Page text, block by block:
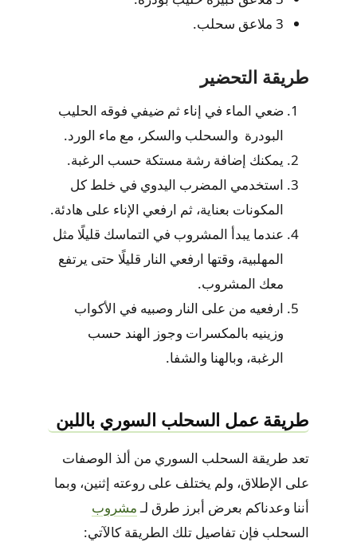
3 ملاعق سحلب.
طريقة التحضير
ضعي الماء في إناء ثم ضيفي فوقه الحليب
البودرة والسحلب والسكر، مع ماء الورد.
يمكنك إضافة رشة مستكة حسب الرغبة.
استخدمي المضرب اليدوي في خلط كل
المكونات بعناية، ثم ارفعي الإناء على هادئة.
عندما يبدأ المشروب في التماسك قليلًا مثل
المهلبية، وقتها ارفعي النار قليلًا حتى يرتفع
معك المشروب.
ارفعيه من على النار وصبيه في الأكواب
وزينيه بالمكسرات وجوز الهند حسب
الرغبة، وبالهنا والشفا.
طريقة عمل السحلب السوري باللبن
تعد طريقة السحلب السوري من ألذ الوصفات
على الإطلاق، ولم يختلف على روعته إثنين، وبما
أننا وعدناكم بعرض أبرز طرق لـ مشروب
السحلب فإن تفاصيل تلك الطريقة كالآتي: